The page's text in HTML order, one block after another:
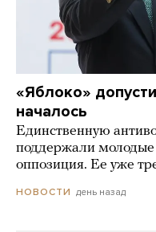
«Яблоко»
началось
Единственную
поддержали молодые
оппозиция. Ее уже
НОВОСТИ день назад